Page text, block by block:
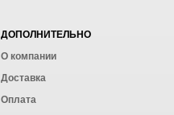
ДОПОЛНИТЕЛЬНО
О компании
Доставка
Оплата